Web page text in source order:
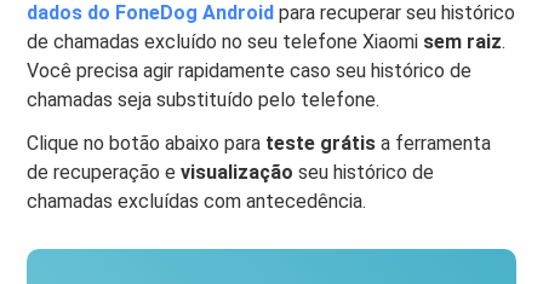
dados do FoneDog Android para recuperar seu histórico
de chamadas excluído no seu telefone Xiaomi sem raiz.
Você precisa agir rapidamente caso seu histórico de
chamadas seja substituído pelo telefone.
Clique no botão abaixo para teste grátis a ferramenta
de recuperação e visualização seu histórico de
chamadas excluídas com antecedência.